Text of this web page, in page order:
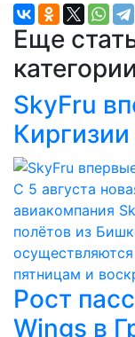
Еще
категории
SkyFru
С 5 августа
авиакомпания
полётов из
пятницам и
Рост
Wings в